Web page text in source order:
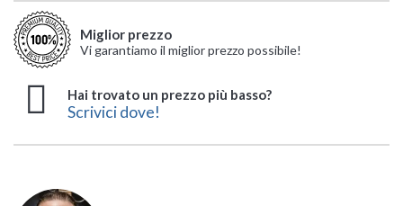
Miglior prezzo
Vi garantiamo il miglior prezzo possibile!
Hai trovato un prezzo più basso?
Scrivici dove!